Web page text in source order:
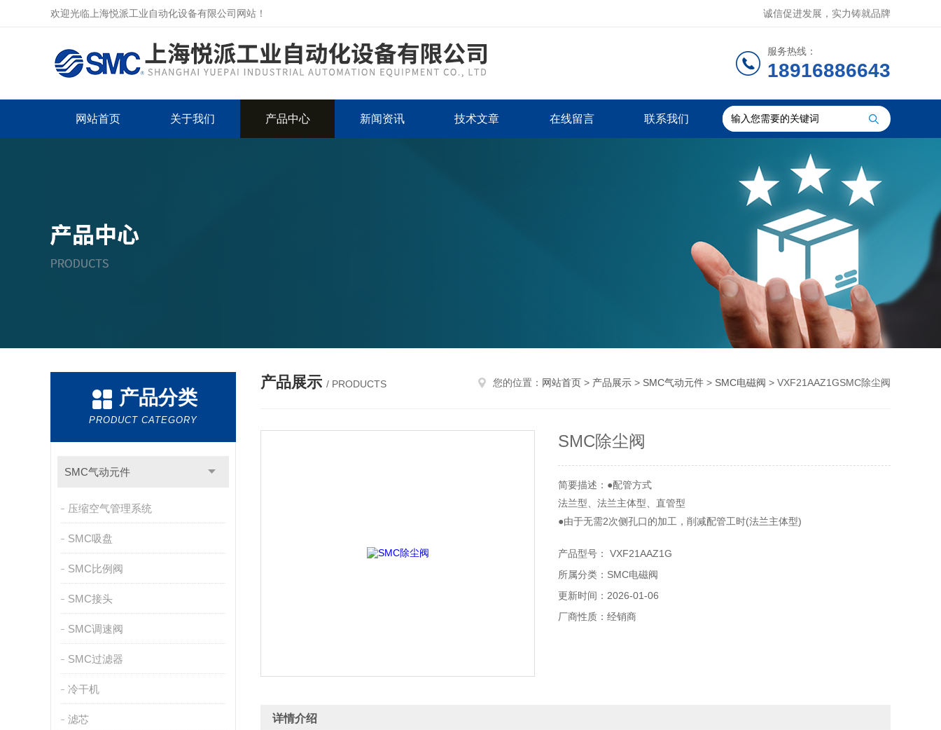
欢迎光临上海悦派工业自动化设备有限公司网站！ 诚信促进发展，实力铸就品牌
服务热线：
18916886643
网站首页 关于我们 产品中心 新闻资讯 技术文章 在线留言 联系我们
产品分类
PRODUCT CATEGORY
SMC气动元件
压缩空气管理系统
SMC吸盘
SMC比例阀
SMC接头
SMC调速阀
SMC过滤器
冷干机
滤芯
产品展示 / PRODUCTS 您的位置： 网站首页 > 产品展示 > SMC气动元件 > SMC电磁阀 > VXF21AAZ1GSMC除尘阀
SMC除尘阀
简要描述：●配管方式
法兰型、法兰主体型、直管型
●由于无需2次侧孔口的加工，削减配管工时(法兰主体型)
※导线引出快插(fast on)端子部为IP40
●对应高温：使用流体温度100℃
●追加快插(fast on)端子型
●操作专用控制器备有VXFC系列
产品型号： VXF21AAZ1G
所属分类：SMC电磁阀
更新时间：2026-01-06
厂商性质：经销商
详情介绍